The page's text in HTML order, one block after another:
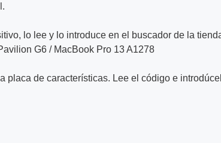
lo lee y lo introduce en el buscador de la
G6 / MacBook Pro 13 A1278
de características. Lee el código e